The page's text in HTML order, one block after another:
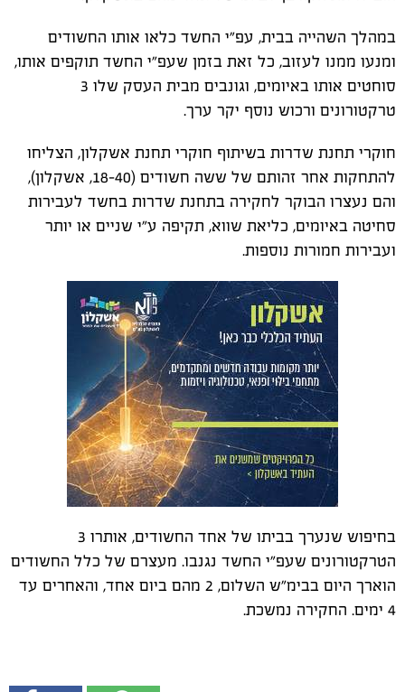
במהלך השהייה בבית, עפ"י החשד כלאו אותו החשודים
ומנעו ממנו לעזוב, כל זאת בזמן שעפ"י החשד תוקפים אותו,
סוחטים אותו באיומים, וגונבים מבית העסק שלו 3
טרקטורונים ורכוש נוסף יקר ערך.
חוקרי תחנת שדרות בשיתוף חוקרי תחנת אשקלון, הצליחו
להתחקות אחר זהותם של ששה חשודים (18-40, אשקלון),
והם נעצרו הבוקר לחקירה בתחנת שדרות בחשד לעבירות
סחיטה באיומים, כליאת שווא, תקיפה ע"י שניים או יותר
ועבירות חמורות נוספות.
בחיפוש שנערך בביתו של אחד החשודים, אותרו 3
הטרקטורונים שעפ"י החשד נגנבו. מעצרם של כלל החשודים
הוארך היום בבימ"ש השלום, 2 מהם ביום אחד, והאחרים עד
4 ימים. החקירה נמשכת.